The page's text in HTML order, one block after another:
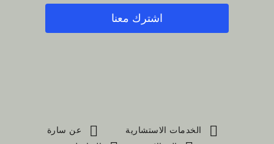
اشترك معنا
الخدمات الاستشارية
عن سارة